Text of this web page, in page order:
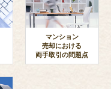
マンション
売却における
両手取引の問題点